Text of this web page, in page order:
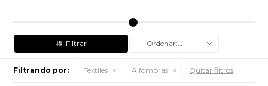
Recomendados
Filtrando por: Textiles Alfombras Quitar filtros